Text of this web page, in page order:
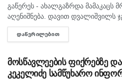
გაწერეს - ახალგაზრდა მამაკაცს
აღენიშნება. დავით დვალიშვილს
ხუთამდე მოზარდი გუშინ
თავდამსხმელების დაკავების
სამეთვალყურეო...
ᲓᲐᲬᲕᲠᲘᲚᲔᲑᲘᲗ
მოსწავლეების ფიქრებზე
კეკელიძე სამწუხარო